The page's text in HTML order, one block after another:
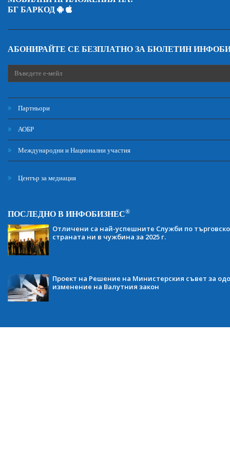
БГ БАРКОД
АБОНИРАЙТЕ СЕ БЕЗПЛАТНО ЗА БЮЛЕТИН
Партньори
АОБР
Международни и Национални участия
Център за медиация
ПОСЛЕДНО В ИНФОБИЗНЕС®
Отличени са най-успешните Служби по
страната ни в чужбина за 2025 г.
Проект на Решение на Министерския съвет за
изменение на Валутния закон